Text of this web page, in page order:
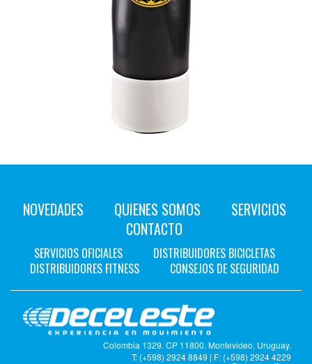
NOVEDADES QUIENES SOMOS
SERVICIOS
CONTACTO
SERVICIOS OFICIALES
DISTRIBUIDORES BICICLETAS
DISTRIBUIDORES FITNESS
CONSEJOS DE SEGURIDAD
Colombia 1329. CP 11800. Montevideo, Uruguay.
T: (+598) 2924 8849 | F: (+598) 2924 4229